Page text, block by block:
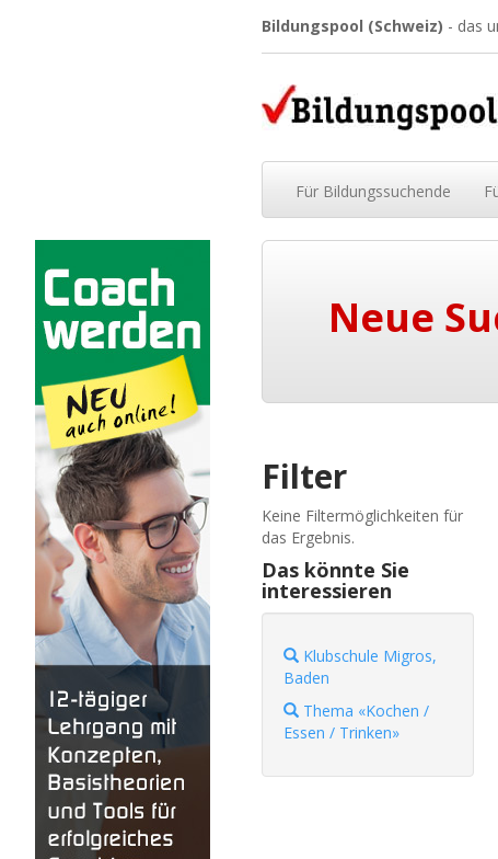
Bildungspool (Schweiz) - das
Für Bildungssuchende
Neue
Filter
Keine Filtermöglichkeiten für
das Ergebnis.
Das könnte Sie
interessieren
Klubschule Migros,
Baden
Thema «Kochen /
Essen / Trinken»